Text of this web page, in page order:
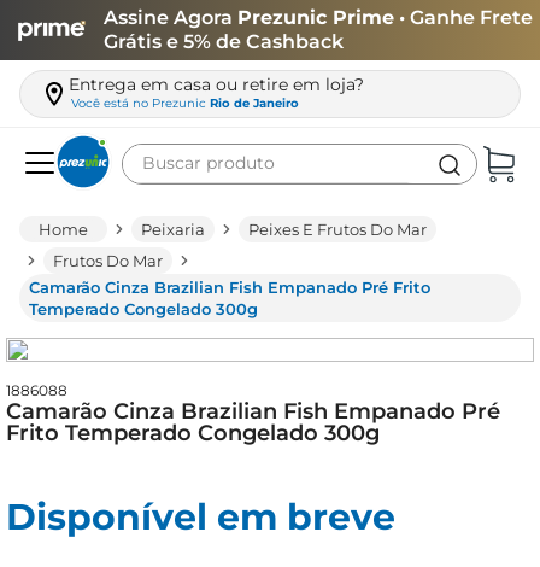
Assine Agora Prezunic Prime • Ganhe Frete
Grátis e 5% de Cashback
Entrega em casa ou retire em loja?
Você está no Prezunic Rio de Janeiro
Buscar produto
Peixaria
Peixes E Frutos Do Mar
Frutos Do Mar
Camarão Cinza Brazilian Fish Empanado Pré Frito
Temperado Congelado 300g
1886088
Camarão Cinza Brazilian Fish Empanado Pré
Frito Temperado Congelado 300g
Disponível em breve
leite
arroz
cerveja